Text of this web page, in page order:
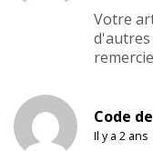
Votre
d'autres
Code
Il y a 2 ans